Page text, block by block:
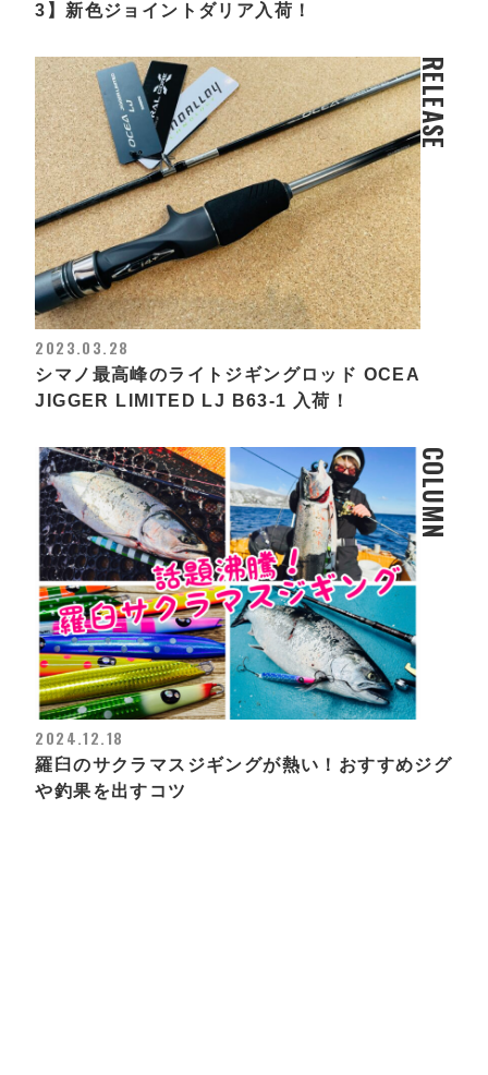
3】新色ジョイントダリア入荷！
RELEASE
2023.03.28
シマノ最高峰のライトジギングロッド OCEA
JIGGER LIMITED LJ B63-1 入荷！
COLUMN
2024.12.18
羅臼のサクラマスジギングが熱い！おすすめジグ
や釣果を出すコツ